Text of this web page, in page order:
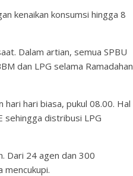
kenaikan konsumsi hingga 8
Dalam artian, semua SPBU
dan LPG selama Ramadahan
hari hari biasa, pukul 08.00. Hal
sehingga distribusi LPG
Dari 24 agen dan 300
mencukupi.